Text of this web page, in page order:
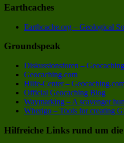
Earthcaches
Earthcache.org – Geological
Groundspeak
Diskussionsforen –
Geocaching.com
Hilfe-Center –
Official Geocaching Blog
Waymarking – A scavenger
Wherigo – Tools for creating
Hilfreiche Links rund um die